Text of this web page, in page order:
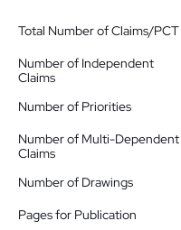
Total Number of Claims/PCT
Number of Independent
Claims
Number of Priorities
Number of Multi-Dependent
Claims
Number of Drawings
Pages for Publication